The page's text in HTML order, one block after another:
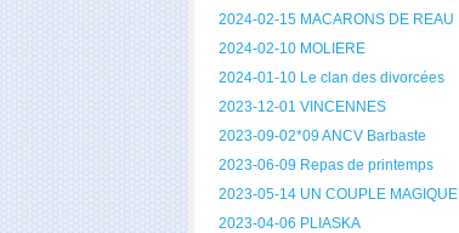
2024-02-15 MACARONS DE REAU
2024-02-10 MOLIERE
2024-01-10 Le clan des divorcées
2023-12-01 VINCENNES
2023-09-02*09 ANCV Barbaste
2023-06-09 Repas de printemps
2023-05-14 UN COUPLE MAGIQUE
2023-04-06 PLIASKA